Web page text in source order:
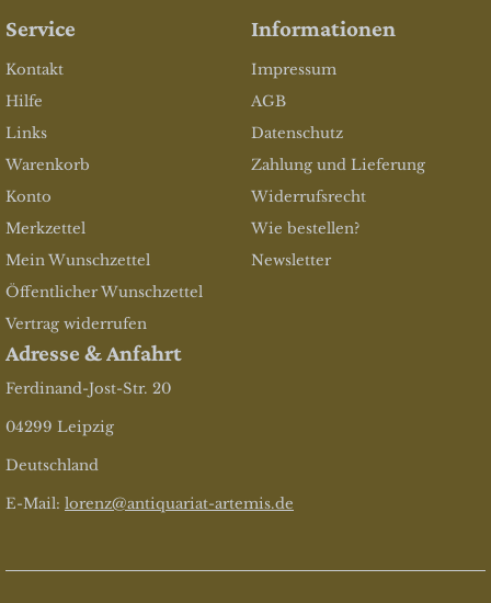
Service
Kontakt
Hilfe
Links
Warenkorb
Konto
Merkzettel
Mein Wunschzettel
Öffentlicher Wunschzettel
Vertrag widerrufen
Informationen
Impressum
AGB
Datenschutz
Zahlung und Lieferung
Widerrufsrecht
Wie bestellen?
Newsletter
Adresse & Anfahrt
Ferdinand-Jost-Str. 20
04299 Leipzig
Deutschland
E-Mail: lorenz@antiquariat-artemis.de